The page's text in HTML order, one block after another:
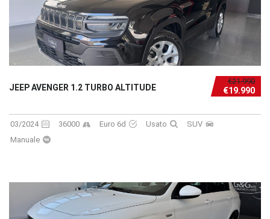
€21.990
€19.990
JEEP AVENGER 1.2 TURBO ALTITUDE
03/2024 36000 Euro 6d Usato
SUV
Manuale